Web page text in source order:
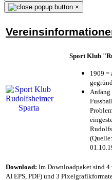
×
Sport Klub
1909 =
Anfang
Download: Im Downloadpaket sind 4
AI EPS, PDF) und 3